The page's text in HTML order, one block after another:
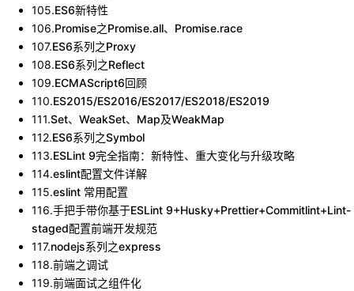
105.ES6新特性
106.Promise之Promise.all、Promise.race
107.ES6系列之Proxy
108.ES6系列之Reflect
109.ECMAScript6回顾
110.ES2015/ES2016/ES2017/ES2018/ES2019
111.Set、WeakSet、Map及WeakMap
112.ES6系列之Symbol
113.ESLint 9完全指南：新特性、重大变化与升级攻略
114.eslint配置文件详解
115.eslint 常用配置
116.手把手带你基于ESLint 9+Husky+Prettier+Commitlint+Lint-
staged配置前端开发规范
117.nodejs系列之express
118.前端之调试
119.前端面试之组件化